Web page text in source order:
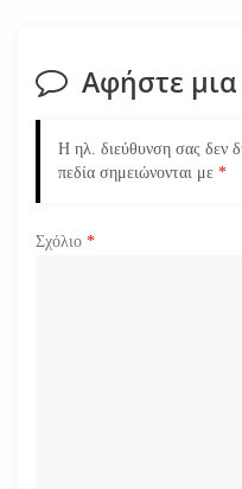
η
ά
θ
Αφήστε
Η ηλ. διεύθυνση σας δεν
πεδία σημειώνονται με *
Σχόλιο *